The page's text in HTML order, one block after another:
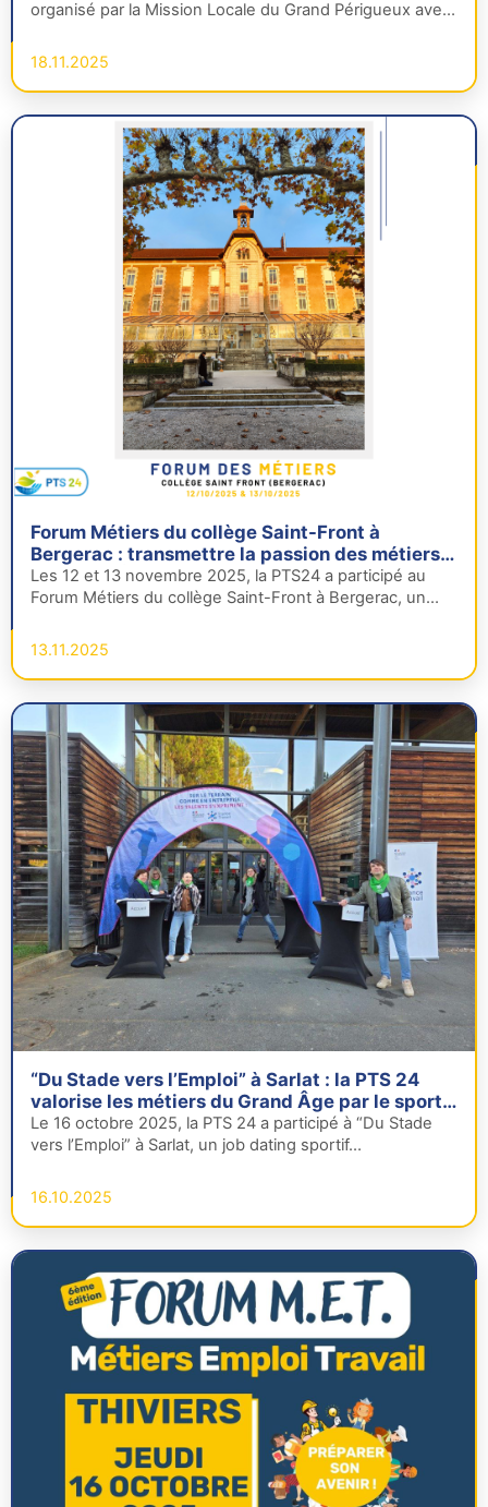
organisé par la Mission Locale du Grand Périgueux avec
18.11.2025
Forum Métiers du collège Saint-Front à
Bergerac : transmettre la passion des métiers
du Grand Âge
Les 12 et 13 novembre 2025, la PTS24 a participé au
Forum Métiers du collège Saint-Front à Bergerac, un
13.11.2025
“Du Stade vers l’Emploi” à Sarlat : la PTS 24
valorise les métiers du Grand Âge par le sport
et l’insertion
Le 16 octobre 2025, la PTS 24 a participé à “Du Stade
vers l’Emploi” à Sarlat, un job dating sportif…
16.10.2025